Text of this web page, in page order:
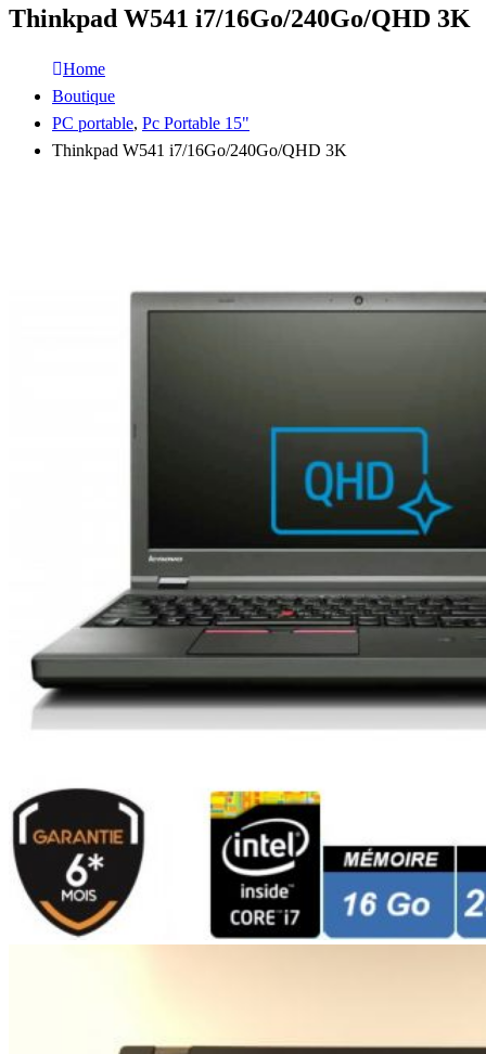
Thinkpad W541 i7/16Go/240Go/QHD 3K
Home
Boutique
PC portable, Pc Portable 15"
Thinkpad W541 i7/16Go/240Go/QHD 3K